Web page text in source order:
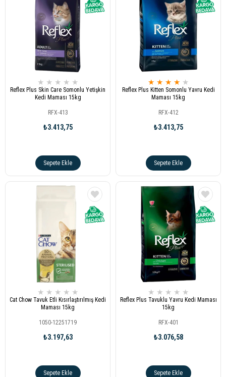
★ ★ ★ ★ ★
Reflex Plus Skin Care Somonlu Yetişkin
Kedi Maması 15kg
RFX-413
₺3.413,75
Sepete Ekle
★ ★ ★ ★ ★
Reflex Plus Kitten Somonlu Yavru Kedi
Maması 15kg
RFX-412
₺3.413,75
Sepete Ekle
★ ★ ★ ★ ★
Cat Chow Tavuk Etli Kısırlaştırılmış Kedi
Maması 15kg
1050-12251719
₺3.197,63
Sepete Ekle
★ ★ ★ ★ ★
Reflex Plus Tavuklu Yavru Kedi Maması
15kg
RFX-401
₺3.076,58
Sepete Ekle